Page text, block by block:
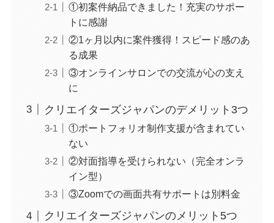
①初案件納品できました！充実のサポー
トに感謝
②1ヶ月以内に案件獲得！スピード感のあ
る成果
③オンラインサロンでの交流が心の支え
に
クリエイターズジャパンのデメリット3つ
①ポートフォリオ制作支援が含まれてい
ない
②対面指導を受けられない（完全オンラ
イン型）
③Zoomでの画面共有サポートは別料金
クリエイターズジャパンのメリット5つ